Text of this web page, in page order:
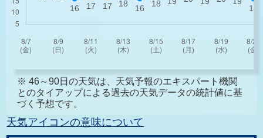
※ 46～90日の天気は、天気予報のエキスパート機関
とのタイアップによる過去の天気データの統計値に基
づく予想です。
天気アイコンの意味について